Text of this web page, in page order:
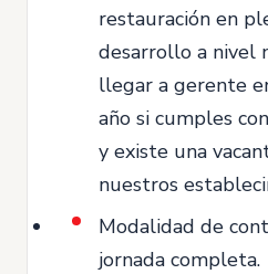
restauración en
desarrollo a nivel
llegar a gerente
año si cumples
y existe una
nuestros
Modalidad de
jornada completa.